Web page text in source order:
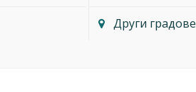
Други градове